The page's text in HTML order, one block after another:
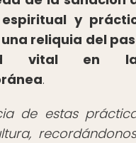
y
una reliquia del
vital en
.
de estas